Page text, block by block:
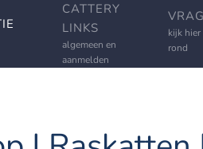
CATTERY
LINKS
algemeen en
aanmelden
kijk hier
rond